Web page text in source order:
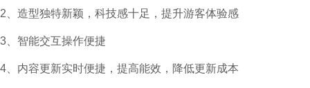
2、造型独特新颖，科技感十足，提升游客体验感
3、智能交互操作便捷
4、内容更新实时便捷，提高能效，降低更新成本